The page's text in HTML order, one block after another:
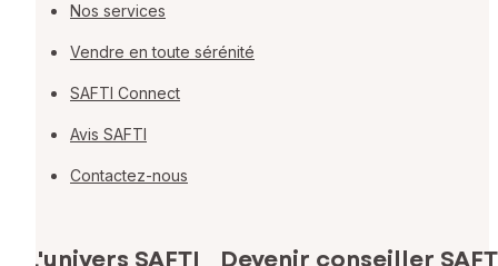
Nos services
Vendre en toute sérénité
SAFTI Connect
Avis SAFTI
Contactez-nous